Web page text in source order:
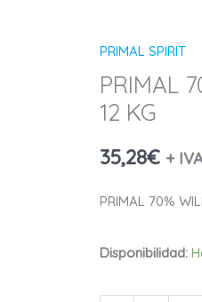
PRIMAL SPIRIT
PRIMAL
12 KG
35,28€ +
PRIMAL 70%
Disponibilidad:
PRIMAL
70%
FOOD
12